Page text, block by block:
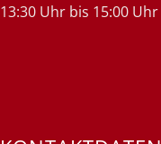
13:30 Uhr bis 15:00 Uhr